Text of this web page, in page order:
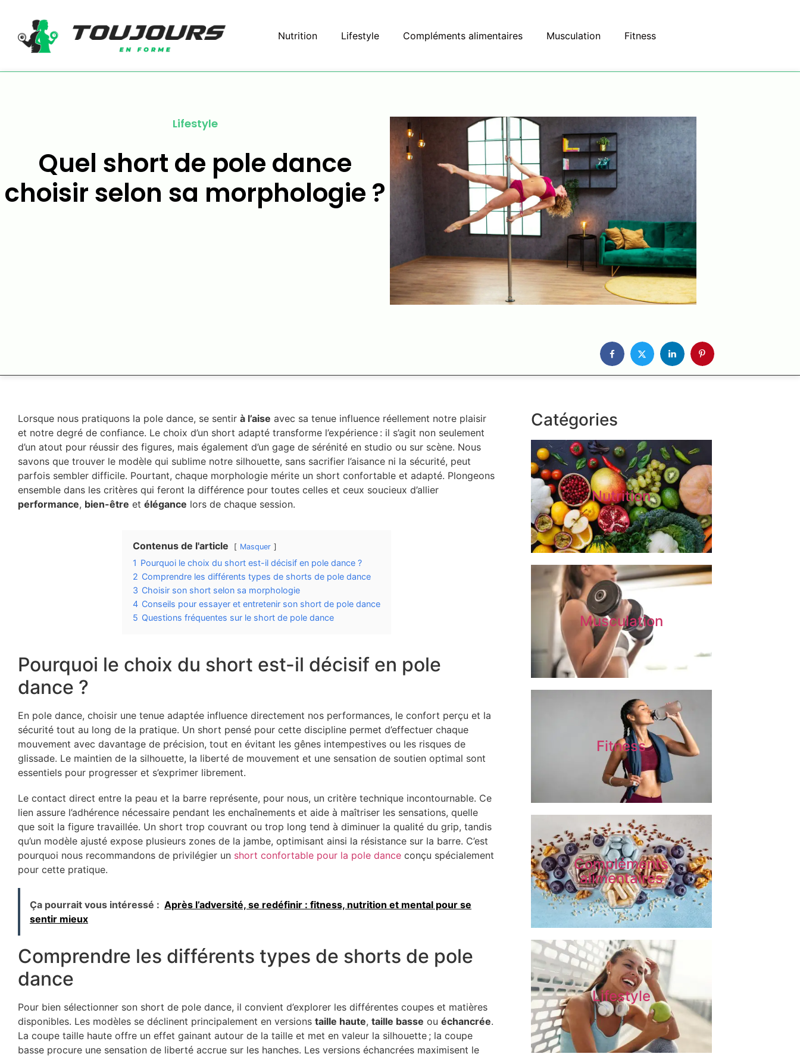
Nutrition Lifestyle Compléments alimentaires Musculation Fitness
Lifestyle
Quel short de pole dance
choisir selon sa morphologie ?
Lorsque nous pratiquons la pole dance, se sentir à l’aise avec sa tenue influence réellement notre plaisir
et notre degré de confiance. Le choix d’un short adapté transforme l’expérience : il s’agit non seulement
d’un atout pour réussir des figures, mais également d’un gage de sérénité en studio ou sur scène. Nous
savons que trouver le modèle qui sublime notre silhouette, sans sacrifier l’aisance ni la sécurité, peut
parfois sembler difficile. Pourtant, chaque morphologie mérite un short confortable et adapté. Plongeons
ensemble dans les critères qui feront la différence pour toutes celles et ceux soucieux d’allier
performance, bien-être et élégance lors de chaque session.
Contenus de l'article Masquer
1 Pourquoi le choix du short est-il décisif en pole dance ?
2 Comprendre les différents types de shorts de pole dance
3 Choisir son short selon sa morphologie
4 Conseils pour essayer et entretenir son short de pole dance
5 Questions fréquentes sur le short de pole dance
Pourquoi le choix du short est-il décisif en pole
dance ?
En pole dance, choisir une tenue adaptée influence directement nos performances, le confort perçu et la
sécurité tout au long de la pratique. Un short pensé pour cette discipline permet d’effectuer chaque
mouvement avec davantage de précision, tout en évitant les gênes intempestives ou les risques de
glissade. Le maintien de la silhouette, la liberté de mouvement et une sensation de soutien optimal sont
essentiels pour progresser et s’exprimer librement.
Le contact direct entre la peau et la barre représente, pour nous, un critère technique incontournable. Ce
lien assure l’adhérence nécessaire pendant les enchaînements et aide à maîtriser les sensations, quelle
que soit la figure travaillée. Un short trop couvrant ou trop long tend à diminuer la qualité du grip, tandis
qu’un modèle ajusté expose plusieurs zones de la jambe, optimisant ainsi la résistance sur la barre. C’est
pourquoi nous recommandons de privilégier un short confortable pour la pole dance conçu spécialement
pour cette pratique.
Ça pourrait vous intéressé : Après l’adversité, se redéfinir : fitness, nutrition et mental pour se
sentir mieux
Comprendre les différents types de shorts de pole
dance
Pour bien sélectionner son short de pole dance, il convient d’explorer les différentes coupes et matières
disponibles. Les modèles se déclinent principalement en versions taille haute, taille basse ou échancrée.
La coupe taille haute offre un effet gainant autour de la taille et met en valeur la silhouette ; la coupe
basse procure une sensation de liberté accrue sur les hanches. Les versions échancrées maximisent le
Catégories
Nutrition
Musculation
Fitness
Compléments
alimentaires
Lifestyle